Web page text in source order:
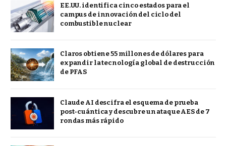
EE.UU. identifica cinco estados para el
campus de innovación del ciclo del
combustible nuclear
Claros obtiene 55 millones de dólares para
expandir la tecnología global de destrucción
de PFAS
Claude AI descifra el esquema de prueba
post-cuántica y descubre un ataque AES de 7
rondas más rápido